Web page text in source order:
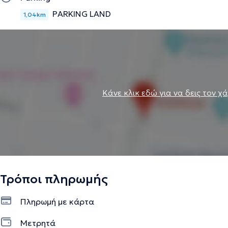
1,04km PARKING LAND
Κάνε κλικ εδώ για να δεις τον
Τρόποι πληρωμής
Πληρωμή με κάρτα
Μετρητά